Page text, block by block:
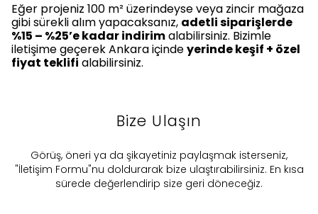
Eğer projeniz 100 m² üzerindeyse veya zincir mağaza
gibi sürekli alım yapacaksanız, adetli siparişlerde
%15 – %25’e kadar indirimalabilirsiniz. Bizimle
iletişime geçerek Ankara içindeyerinde keşif + özel
fiyat teklifi alabilirsiniz.
Bize Ulaşın
​Görüş, öneri ya da şikayetiniz paylaşmak isterseniz,
"İletişim Formu"nu doldurarak bize ulaştırabilirsiniz. En kısa
sürede değerlendirip size geri döneceğiz.